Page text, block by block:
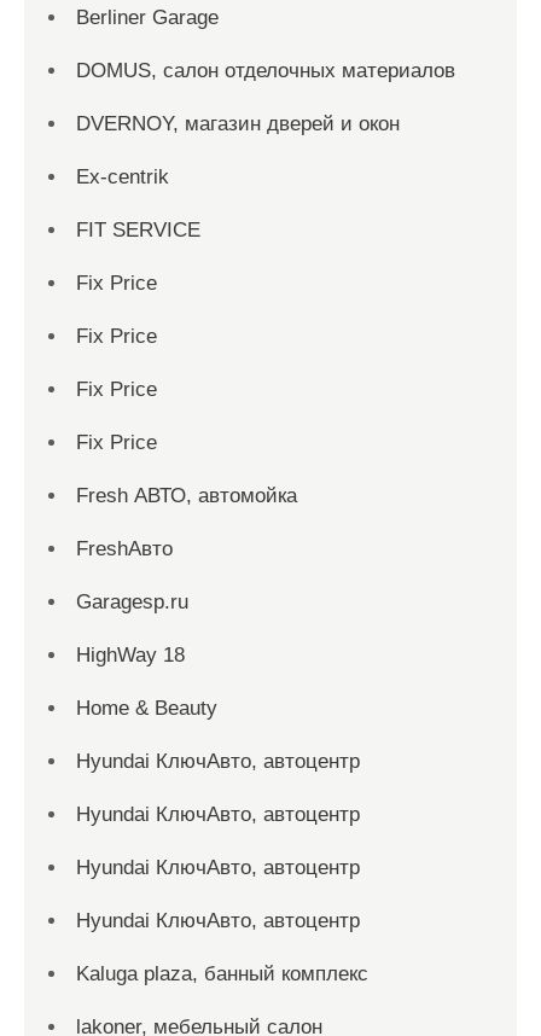
Berliner Garage
DOMUS, салон отделочных материалов
DVERNOY, магазин дверей и окон
Ex-centrik
FIT SERVICE
Fix Price
Fix Price
Fix Price
Fix Price
Fresh АВТО, автомойка
FreshАвто
Garagesp.ru
HighWay 18
Home & Beauty
Hyundai КлючАвто, автоцентр
Hyundai КлючАвто, автоцентр
Hyundai КлючАвто, автоцентр
Hyundai КлючАвто, автоцентр
Kaluga plaza, банный комплекс
lakoner, мебельный салон